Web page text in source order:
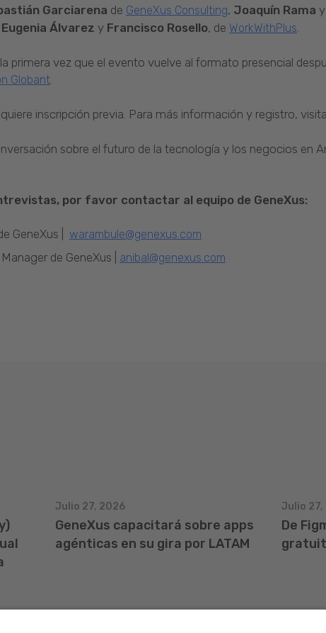
Garciarena de GeneXus Consulting, Joaquín Rama y
Eugenia Álvarez y Francisco Rosello, de WorkWithPlus.
primera vez que el evento vuelve al formato presencial
Globant.
inscripción previa. Para más información y registro,
sobre el futuro de la tecnología y los negocios en
por favor contactar al equipo de GeneXus:
GeneXus | warambule@genexus.com
de GeneXus | anibal@genexus.com
GeneXus capacitará sobre apps
agénticas en su gira por LATAM
Julio 27, 2026
De
Julio